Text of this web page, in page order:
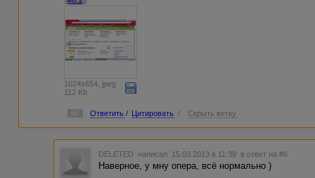
1024x654, jpeg
112 Kb
#6 Ответить / Цитировать / Скрыть ветку
DELETED написал 15.03.2013 в 11:39 в ответ на #6
Наверное, у мну опера, всё нормально )